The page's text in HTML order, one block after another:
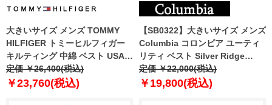
大きいサイズ メンズ TOMMY
HILFIGER トミーヒルフィガー
キルティング 中綿 ベスト USA直
輸入 159an478
定価 ￥26,400(税込)
￥23,760(税込)
【SB0322】大きいサイズ メンズ
Columbia コロンビア ユーティ
リティ ベスト Silver Ridge
Utility Vest USA直輸入 2030731
定価 ￥22,000(税込)
￥19,800(税込)